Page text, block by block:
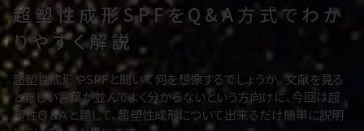
超塑性成形SPFをQ&A方式でわか
りやすく解説
超塑性成形やSPFと聞いて何を想像するでしょうか。 文献を見る
と難しい言葉が並んでよく分からないという方向けに、今回は超
塑性Ｑ＆Ａと題して、超塑性成形について出来るだけ簡単に説明